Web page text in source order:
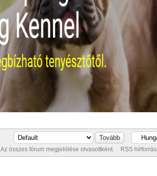
Az összes fórum megjelölése olvasottként. RSS hírforrás